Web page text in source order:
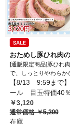
おためし豚ひれ肉
[通販限定商品]豚ひれ
で、しっとりやわらか
【8/13 9:59まで
ール 目玉特価40
￥3,120
通常価格￥5,200
在庫